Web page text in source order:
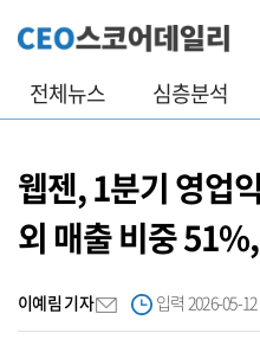
전체뉴스 심층분석
웹젠, 1분기 영
외 매출 비중
이예림 기자 입력 2026-05-